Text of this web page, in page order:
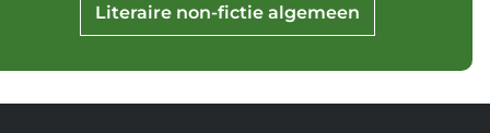
Literaire non-fictie algemeen